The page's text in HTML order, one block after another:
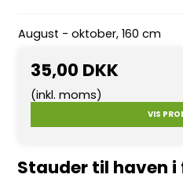
August - oktober, 160 cm
35,00 DKK
(inkl. moms)
VIS
Stauder til haven